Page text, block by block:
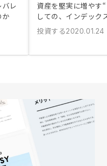
レ
か
資産を堅実に増やす
しての、インデック
投資する2020.01.24